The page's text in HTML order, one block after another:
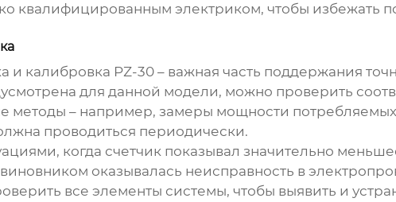
квалифицированным электриком, чтобы избежать
и калибровка PZ-30– важная часть поддержания
для данной модели, можно проверить
методы – например, замеры мощности
проводиться периодически.
когда счетчик показывал значительно
виновником оказывалась неисправность в
все элементы системы, чтобы выявить и